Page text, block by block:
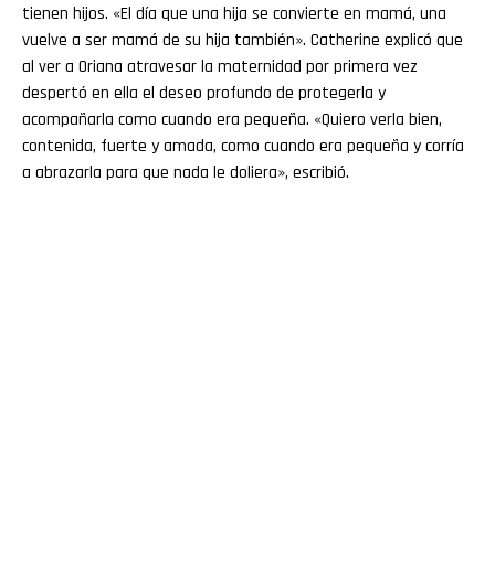
tienen hijos. «El día que una hija se convierte en mamá, una
vuelve a ser mamá de su hija también». Catherine explicó que
al ver a Oriana atravesar la maternidad por primera vez
despertó en ella el deseo profundo de protegerla y
acompañarla como cuando era pequeña. «Quiero verla bien,
contenida, fuerte y amada, como cuando era pequeña y corría
a abrazarla para que nada le doliera», escribió.